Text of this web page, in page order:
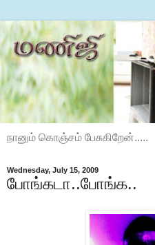
நானும் கொஞ்சம் பேசுகிறேன்.....
Wednesday, July 15, 2009
போங்கடா..போங்க..